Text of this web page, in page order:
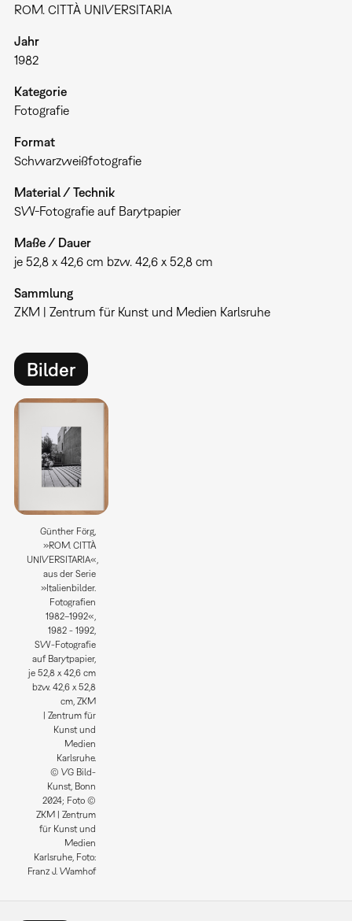
ROM. CITTÀ UNIVERSITARIA
Jahr
1982
Kategorie
Fotografie
Format
Schwarzweißfotografie
Material / Technik
SW-Fotografie auf Barytpapier
Maße / Dauer
je 52,8 x 42,6 cm bzw. 42,6 x 52,8 cm
Sammlung
ZKM | Zentrum für Kunst und Medien Karlsruhe
Bilder
Günther Förg,
»ROM. CITTÀ
UNIVERSITARIA«,
aus der Serie
»Italienbilder.
Fotografien
1982–1992«,
1982 - 1992,
SW-Fotografie
auf Barytpapier,
je 52,8 x 42,6 cm
bzw. 42,6 x 52,8
cm, ZKM
| Zentrum für
Kunst und
Medien
Karlsruhe.
© VG Bild-
Kunst, Bonn
2024; Foto ©
ZKM | Zentrum
für Kunst und
Medien
Karlsruhe, Foto:
Franz J. Wamhof